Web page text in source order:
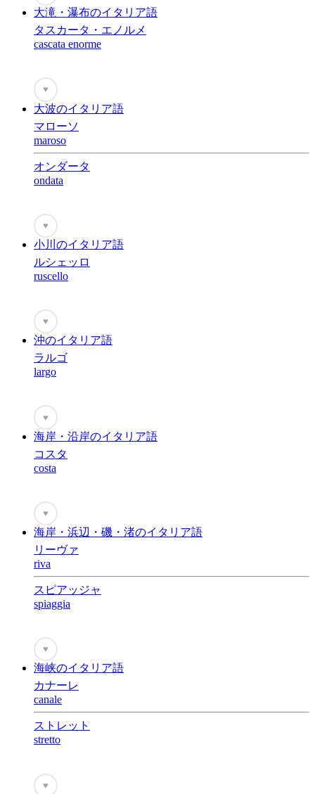
大滝・瀑布のイタリア語
タスカータ・エノルメ
cascata enorme
♥
大波のイタリア語
マローソ
maroso
オンダータ
ondata
♥
小川のイタリア語
ルシェッロ
ruscello
♥
沖のイタリア語
ラルゴ
largo
♥
海岸・沿岸のイタリア語
コスタ
costa
♥
海岸・浜辺・磯・渚のイタリア語
リーヴァ
riva
スピアッジャ
spiaggia
♥
海峡のイタリア語
カナーレ
canale
ストレット
stretto
♥